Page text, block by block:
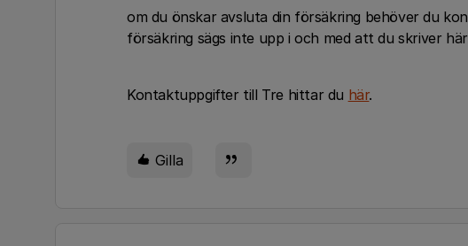
om du önskar avsluta din försäkring behöver du
försäkring sägs inte upp i och med att du skriver
Kontaktuppgifter till Tre hittar du här.
Gilla